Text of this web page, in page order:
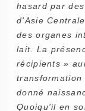
hasard par
d'Asie
des organes
lait. La
récipients »
donné
Quoiqu'il en